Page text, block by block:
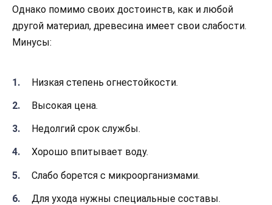
Однако помимо своих достоинств, как и любой
другой материал, древесина имеет свои слабости.
Минусы:
Низкая степень огнестойкости.
Высокая цена.
Недолгий срок службы.
Хорошо впитывает воду.
Слабо борется с микроорганизмами.
Для ухода нужны специальные составы.